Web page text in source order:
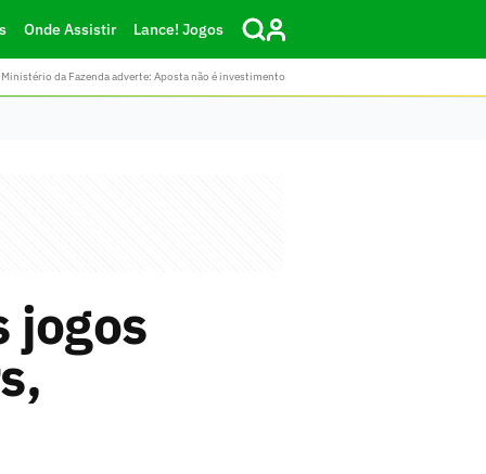
Onde Assistir Lance! Jogos
da Fazenda adverte: Aposta não é investimento
jogos